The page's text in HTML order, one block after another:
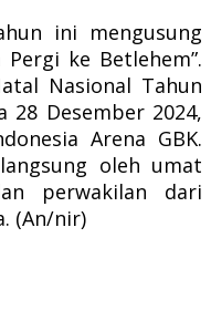
ini mengusung
ke Betlehem”.
Nasional Tahun
28 Desember 2024,
Arena GBK.
oleh umat
perwakilan dari
(An/nir)